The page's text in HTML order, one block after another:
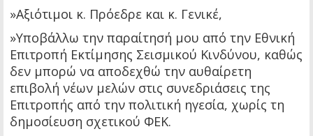
»Αξιότιμοι κ. Πρόεδρε και κ. Γενικέ,
»Υποβάλλω την παραίτησή μου από την Εθνική
Επιτροπή Εκτίμησης Σεισμικού Κινδύνου, καθώς
δεν μπορώ να αποδεχθώ την αυθαίρετη
επιβολή νέων μελών στις συνεδριάσεις της
Επιτροπής από την πολιτική ηγεσία, χωρίς τη
δημοσίευση σχετικού ΦΕΚ.